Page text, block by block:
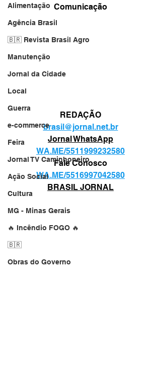
Alimentação
Agência Brasil
🇧🇷 Revista Brasil Agro
Manutenção
Jornal da Cidade
Local
Guerra
e-commerce
Feira
Jornal TV Caminhoneiro
Ação Social
Cultura
MG - Minas Gerais
🔥 Incêndio FOGO 🔥
🇧🇷
Obras do Governo
Comunicação
REDAÇÃO
brasil@jornal.net.br
Jornal WhatsApp
WA.ME/5511999232580
Fale Conosco
WA.ME/5516997042580
BRASIL JORNAL